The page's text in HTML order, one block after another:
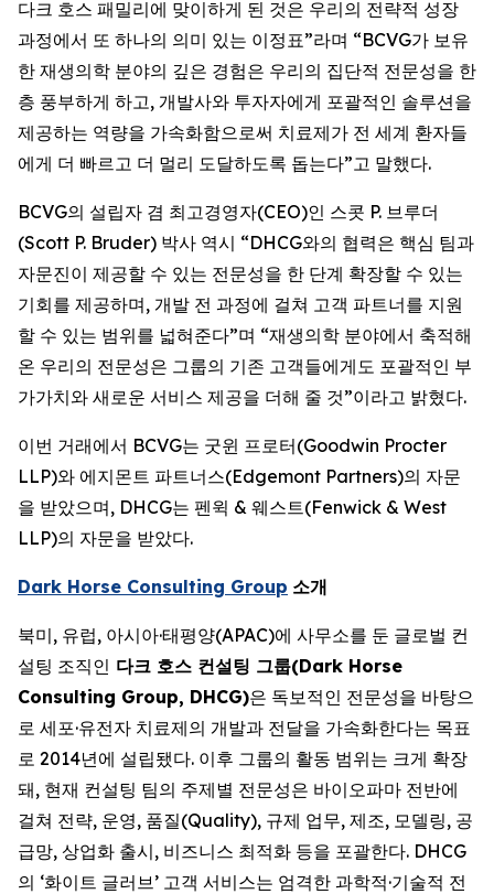
다크 호스 패밀리에 맞이하게 된 것은 우리의 전략적 성장
과정에서 또 하나의 의미 있는 이정표”라며 “BCVG가 보유
한 재생의학 분야의 깊은 경험은 우리의 집단적 전문성을 한
층 풍부하게 하고, 개발사와 투자자에게 포괄적인 솔루션을
제공하는 역량을 가속화함으로써 치료제가 전 세계 환자들
에게 더 빠르고 더 멀리 도달하도록 돕는다”고 말했다.
BCVG의 설립자 겸 최고경영자(CEO)인 스콧 P. 브루더
(Scott P. Bruder) 박사 역시 “DHCG와의 협력은 핵심 팀과
자문진이 제공할 수 있는 전문성을 한 단계 확장할 수 있는
기회를 제공하며, 개발 전 과정에 걸쳐 고객 파트너를 지원
할 수 있는 범위를 넓혀준다”며 “재생의학 분야에서 축적해
온 우리의 전문성은 그룹의 기존 고객들에게도 포괄적인 부
가가치와 새로운 서비스 제공을 더해 줄 것”이라고 밝혔다.
이번 거래에서 BCVG는 굿윈 프로터(Goodwin Procter
LLP)와 에지몬트 파트너스(Edgemont Partners)의 자문
을 받았으며, DHCG는 펜윅 & 웨스트(Fenwick & West
LLP)의 자문을 받았다.
Dark Horse Consulting Group 소개
북미, 유럽, 아시아·태평양(APAC)에 사무소를 둔 글로벌 컨
설팅 조직인 다크 호스 컨설팅 그룹(Dark Horse
Consulting Group, DHCG)은 독보적인 전문성을 바탕으
로 세포·유전자 치료제의 개발과 전달을 가속화한다는 목표
로 2014년에 설립됐다. 이후 그룹의 활동 범위는 크게 확장
돼, 현재 컨설팅 팀의 주제별 전문성은 바이오파마 전반에
걸쳐 전략, 운영, 품질(Quality), 규제 업무, 제조, 모델링, 공
급망, 상업화 출시, 비즈니스 최적화 등을 포괄한다. DHCG
의 ‘화이트 글러브’ 고객 서비스는 엄격한 과학적·기술적 전